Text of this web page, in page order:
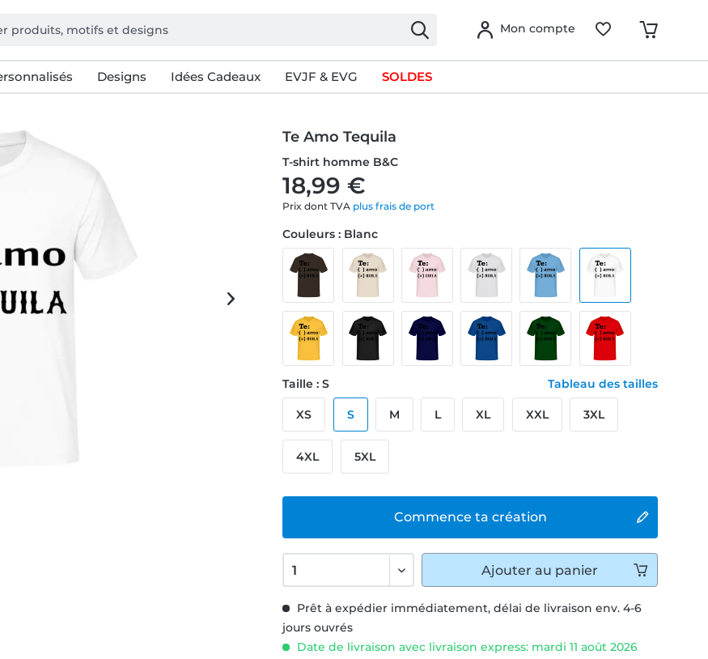
Mon compte
Designs Idées Cadeaux EVJF & EVG SOLDES
Te Amo Tequila
T-shirt homme B&C
18,99 €
Prix dont TVA plus frais de port
Prêt à expédier immédiatement, délai de livraison env. 4-6
jours ouvrés
Date de livraison avec livraison express: mardi 11 août 2026
Commence ta création
Couleurs : Blanc
Taille : S Tableau des tailles
XS S M L XL XXL 3XL
4XL 5XL
Ajouter au panier